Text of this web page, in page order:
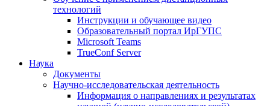
технологий
Инструкции и обучающее видео
Образовательный портал ИрГУПС
Microsoft Teams
TrueConf Server
Наука
Документы
Научно-исследовательская деятельность
Информация о направлениях и результатах